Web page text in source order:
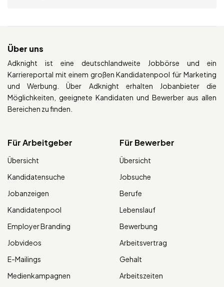
Über uns
Adknight ist eine deutschlandweite Jobbörse und ein
Karriereportal mit einem großen Kandidatenpool für Marketing
und Werbung. Über Adknight erhalten Jobanbieter die
Möglichkeiten, geeignete Kandidaten und Bewerber aus allen
Bereichen zu finden.
Für Arbeitgeber
Übersicht
Kandidatensuche
Jobanzeigen
Kandidatenpool
Employer Branding
Jobvideos
E-Mailings
Medienkampagnen
Für Bewerber
Übersicht
Jobsuche
Berufe
Lebenslauf
Bewerbung
Arbeitsvertrag
Gehalt
Arbeitszeiten